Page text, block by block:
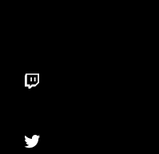
Twitch
Twitter